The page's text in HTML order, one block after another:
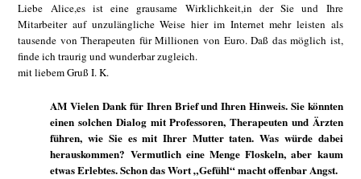
Liebe Alice,es ist eine grausame Wirklichkeit,in der Sie und Ihre
Mitarbeiter auf unzulängliche Weise hier im Internet mehr leisten als
tausende von Therapeuten für Millionen von Euro. Daß das möglich ist,
finde ich traurig und wunderbar zugleich.
mit liebem Gruß I. K.
AM Vielen Dank für Ihren Brief und Ihren Hinweis. Sie könnten
einen solchen Dialog mit Professoren, Therapeuten und Ärzten
führen, wie Sie es mit Ihrer Mutter taten. Was würde dabei
herauskommen? Vermutlich eine Menge Floskeln, aber kaum
etwas Erlebtes. Schon das Wort „Gefühl“ macht offenbar Angst.